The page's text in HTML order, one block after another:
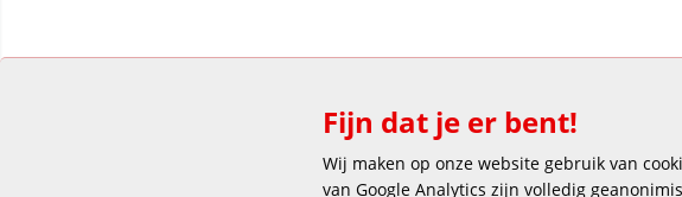
Fijn dat je er bent!
Wij maken op onze website gebruik van
van Google Analytics zijn volledig